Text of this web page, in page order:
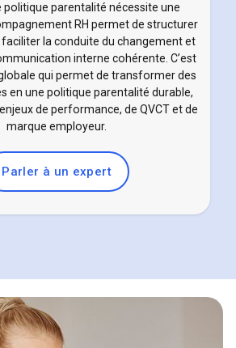
politique parentalité nécessite une
RH permet de structurer
faciliter la conduite du changement et
interne cohérente. C’est
qui permet de transformer des
en une politique parentalité durable,
de performance, de QVCT et de
marque employeur.
Parler à un expert